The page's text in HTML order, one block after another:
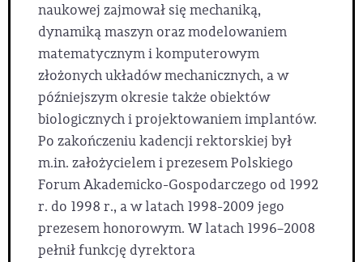
naukowej zajmował się mechaniką,
dynamiką maszyn oraz modelowaniem
matematycznym i komputerowym
złożonych układów mechanicznych, a w
późniejszym okresie także obiektów
biologicznych i projektowaniem implantów.
Po zakończeniu kadencji rektorskiej był
m.in. założycielem i prezesem Polskiego
Forum Akademicko-Gospodarczego od 1992
r. do 1998 r., a w latach 1998-2009 jego
prezesem honorowym. W latach 1996–2008
pełnił funkcję dyrektora